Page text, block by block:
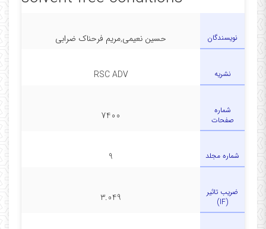
نویسندگان حسین نعیمی,مریم فرحناک ضرابی
نشریه RSC ADV
شماره
صفحات
7400
شماره مجلد 9
ضریب تاثیر
(IF)
3.049